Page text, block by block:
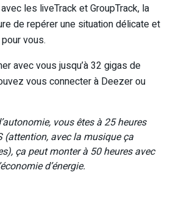
les liveTrack et GroupTrack, la
de repérer une situation délicate et
vous.
avec vous jusqu’à 32 gigas de
vous connecter à Deezer ou
vous êtes à 25 heures
(attention, avec la musique ça
ça peut monter à 50 heures avec
d’énergie.